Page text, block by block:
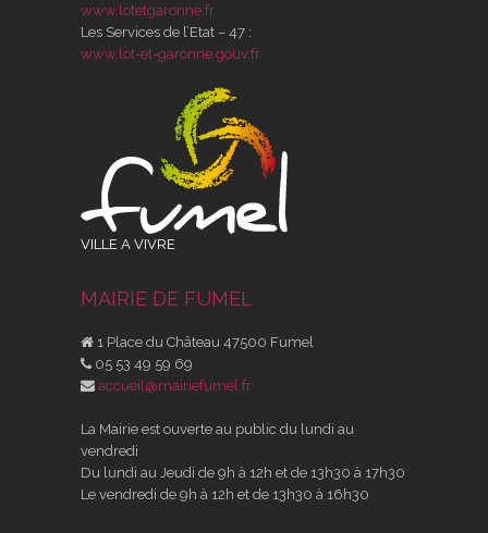
www.lotetgaronne.fr
Les Services de l’Etat – 47 :
www.lot-et-garonne.gouv.fr
VILLE A VIVRE
MAIRIE DE FUMEL
1 Place du Château 47500 Fumel
05 53 49 59 69
accueil@mairiefumel.fr
La Mairie est ouverte au public du lundi au
vendredi
Du lundi au Jeudi de 9h à 12h et de 13h30 à 17h30
Le vendredi de 9h à 12h et de 13h30 à 16h30